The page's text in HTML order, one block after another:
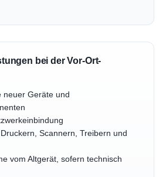
bei der Vor-Ort-
neuer Geräte und
Scannern, Treibern und
vom Altgerät, sofern technisch